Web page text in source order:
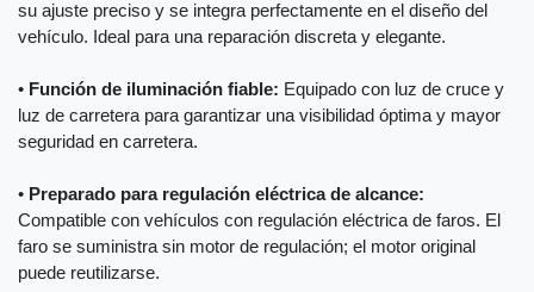
su ajuste preciso y se integra perfectamente en el diseño del
vehículo. Ideal para una reparación discreta y elegante.
• Función de iluminación fiable: Equipado con luz de cruce y
luz de carretera para garantizar una visibilidad óptima y mayor
seguridad en carretera.
• Preparado para regulación eléctrica de alcance:
Compatible con vehículos con regulación eléctrica de faros. El
faro se suministra sin motor de regulación; el motor original
puede reutilizarse.